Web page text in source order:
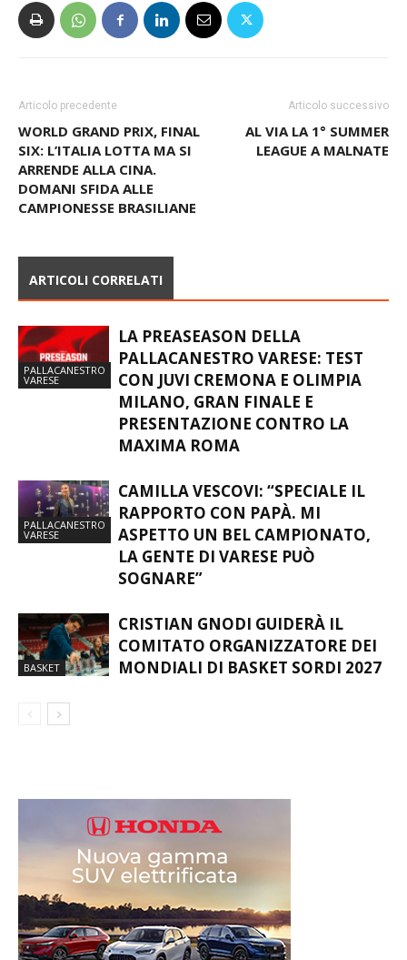
Articolo precedente
WORLD GRAND PRIX, FINAL
SIX: L’ITALIA LOTTA MA SI
ARRENDE ALLA CINA.
DOMANI SFIDA ALLE
CAMPIONESSE BRASILIANE
Articolo successivo
AL VIA LA 1° SUMMER
LEAGUE A MALNATE
ARTICOLI CORRELATI
PALLACANESTRO
VARESE
LA PREASEASON DELLA
PALLACANESTRO VARESE: TEST
CON JUVI CREMONA E OLIMPIA
MILANO, GRAN FINALE E
PRESENTAZIONE CONTRO LA
MAXIMA ROMA
PALLACANESTRO
VARESE
CAMILLA VESCOVI: “SPECIALE IL
RAPPORTO CON PAPÀ. MI
ASPETTO UN BEL CAMPIONATO,
LA GENTE DI VARESE PUÒ
SOGNARE”
BASKET
CRISTIAN GNODI GUIDERÀ IL
COMITATO ORGANIZZATORE DEI
MONDIALI DI BASKET SORDI 2027